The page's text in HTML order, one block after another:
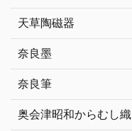
天草陶磁器
奈良墨
奈良筆
奥会津昭和からむし織